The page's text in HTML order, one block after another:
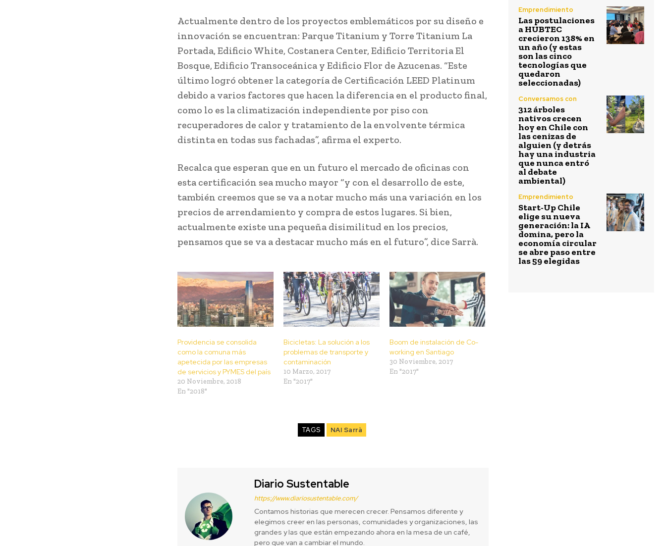
Actualmente dentro de los proyectos emblemáticos por su diseño e
innovación se encuentran: Parque Titanium y Torre Titanium La
Portada, Edificio White, Costanera Center, Edificio Territoria El
Bosque, Edificio Transoceánica y Edificio Flor de Azucenas. “Este
último logró obtener la categoría de Certificación LEED Platinum
debido a varios factores que hacen la diferencia en el producto final,
como lo es la climatización independiente por piso con
recuperadores de calor y tratamiento de la envolvente térmica
distinta en todas sus fachadas”, afirma el experto.
Recalca que esperan que en un futuro el mercado de oficinas con
esta certificación sea mucho mayor “y con el desarrollo de este,
también creemos que se va a notar mucho más una variación en los
precios de arrendamiento y compra de estos lugares. Si bien,
actualmente existe una pequeña disimilitud en los precios,
pensamos que se va a destacar mucho más en el futuro”, dice Sarrà.
Providencia se consolida
como la comuna más
apetecida por las empresas
de servicios y PYMES del país
20 Noviembre, 2018
En "2018"
Bicicletas: La solución a los
problemas de transporte y
contaminación
10 Marzo, 2017
En "2017"
Boom de instalación de Co-
working en Santiago
30 Noviembre, 2017
En "2017"
TAGS NAI Sarrà
Diario Sustentable
https://www.diariosustentable.com/
Contamos historias que merecen crecer. Pensamos diferente y
elegimos creer en las personas, comunidades y organizaciones, las
grandes y las que están empezando ahora en la mesa de un café,
pero que van a cambiar el mundo.
Emprendimiento
Las postulaciones
a HUBTEC
crecieron 138% en
un año (y estas
son las cinco
tecnologías que
quedaron
seleccionadas)
Conversamos con
312 árboles
nativos crecen
hoy en Chile con
las cenizas de
alguien (y detrás
hay una industria
que nunca entró
al debate
ambiental)
Emprendimiento
Start-Up Chile
elige su nueva
generación: la IA
domina, pero la
economía circular
se abre paso entre
las 59 elegidas